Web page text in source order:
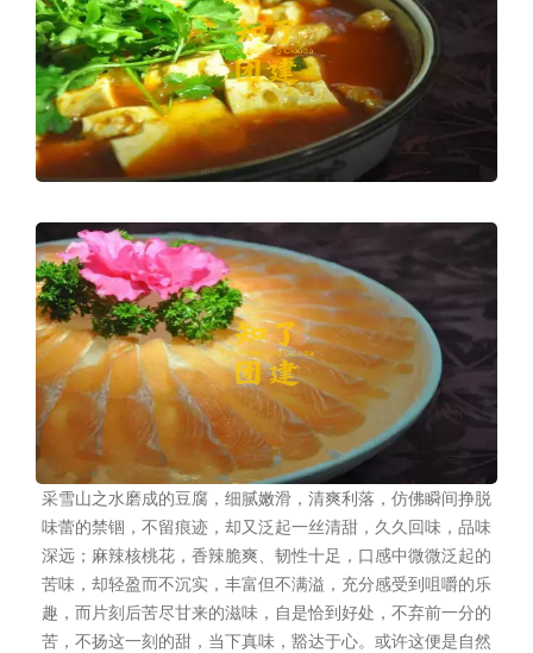
采雪山之水磨成的豆腐，细腻嫩滑，清爽利落，仿佛瞬间挣脱
味蕾的禁锢，不留痕迹，却又泛起一丝清甜，久久回味，品味
深远；麻辣核桃花，香辣脆爽、韧性十足，口感中微微泛起的
苦味，却轻盈而不沉实，丰富但不满溢，充分感受到咀嚼的乐
趣，而片刻后苦尽甘来的滋味，自是恰到好处，不弃前一分的
苦，不扬这一刻的甜，当下真味，豁达于心。或许这便是自然